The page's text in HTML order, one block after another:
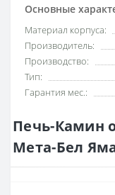
Основные
Материал корпуса:
Производитель:
Производство:
Тип:
Гарантия мес.:
Печь-Камин
Мета-Бел